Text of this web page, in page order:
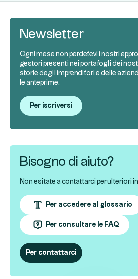
Newsletter
Ogni mese non perdetevi i nostri
gestori presenti nei portafogli dei
storie degli imprenditori e delle
le anteprime.
Per iscriversi
Bisogno di aiuto?
Non esitate a contattarci per ulteriori
Per accedere al glossario
Per consultare le FAQ
Per contattarci